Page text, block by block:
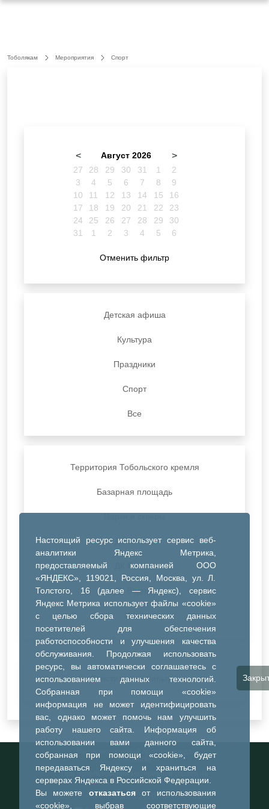
Настоящий ресурс использует сервис веб-
аналитики Яндекс Метрика,
предоставляемый компанией ООО
«ЯНДЕКС», 119021, Россия, Москва, ул. Л.
Толстого, 16 (далее — Яндекс), сервис
Яндекс Метрика использует файлы «cookie»
с целью сбора технических данных
посетителей для обеспечения
работоспособности и улучшения качества
обслуживания. Продолжая использовать
ресурс, вы автоматически соглашаетесь с
использованием данных технологий.
Собранная при помощи «cookie»
информация не может идентифицировать
вас, однако может помочь нам улучшить
работу нашего сайта. Информация об
использовании вами данного сайта,
собранная при помощи «cookie», будет
передаваться Яндексу и храниться на
серверах Яндекса в Российской Федерации.
Вы можете отказатьсяот использования
«cookie», выбрав соответствующие
Тоболякам Мероприятия Спорт
< Август 2026 >
27 28 29 30 31 1
2
3
4 5 6 7 8
9
10
11 12 13 14 15
16
17
18 19 20 21 22
23
24
25 26 27 28 29
30
31
1 2 3 4 5 6
Отменить фильтр
Детская афиша
Культура
Праздники
Спорт
Все
Территория Тобольского кремля
Базарная площадь
ДК Синтез
ДК Речник
ДК Водник
Иное
Очистить все фильтры
Информационный портал города
Тобольска
При использовании материалов ссылка на
портал обязательна
©2023-2026